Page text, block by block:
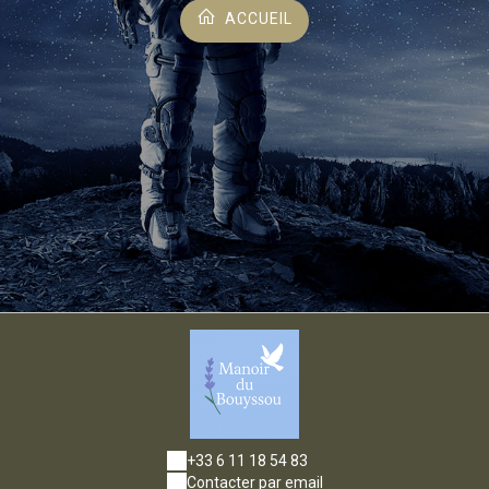
ACCUEIL
+33 6 11 18 54 83
Contacter par email